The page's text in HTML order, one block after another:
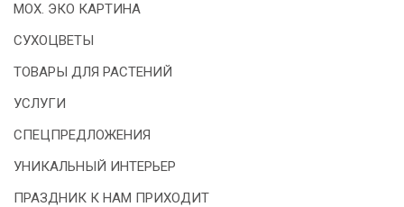
МОХ. ЭКО КАРТИНА
СУХОЦВЕТЫ
ТОВАРЫ ДЛЯ РАСТЕНИЙ
УСЛУГИ
СПЕЦПРЕДЛОЖЕНИЯ
УНИКАЛЬНЫЙ ИНТЕРЬЕР
ПРАЗДНИК К НАМ ПРИХОДИТ